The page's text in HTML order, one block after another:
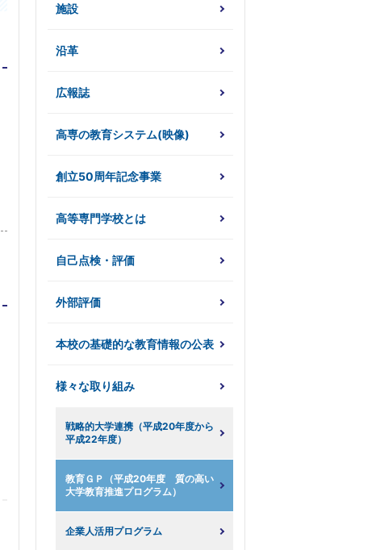
施設
沿革
広報誌
高専の教育システム(映像)
創立50周年記念事業
高等専門学校とは
自己点検・評価
外部評価
本校の基礎的な教育情報の公表
様々な取り組み
戦略的大学連携（平成20年度から
平成22年度）
教育ＧＰ（平成20年度 質の高い
大学教育推進プログラム）
企業人活用プログラム